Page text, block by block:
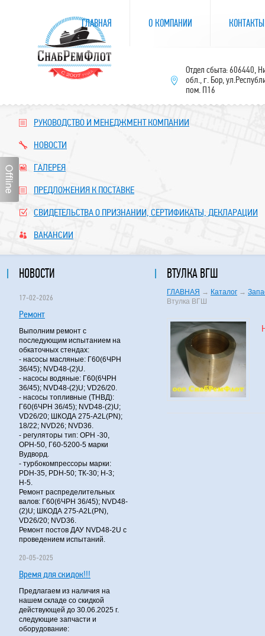
РУКОВОДСТВО И МЕНЕДЖМЕНТ КОМПАНИИ
НОВОСТИ
ГАЛЕРЕЯ
ПРЕДЛОЖЕНИЯ К ПОСТАВКЕ
СВИДЕТЕЛЬСТВА О ПРИЗНАНИИ, СЕРТИФИКАТЫ, ДЕКЛАРАЦИИ
ВАКАНСИИ
НОВОСТИ
17-02-2026
Ремонт
Выполним ремонт с
последующим испытанием на
обкаточных стендах:
- насосы масляные: Г60(6ЧРН
36/45); NVD48-(2)U.
- насосы водяные: Г60(6ЧРН
36/45); NVD48-(2)U; VD26/20.
- насосы топливные (ТНВД):
Г60(6ЧРН 36/45); NVD48-(2)U;
VD26/20; ШКОДА 275-A2L(PN);
18/22; NVD26; NVD36.
- регуляторы тип: ОРН -30,
ОРН-50, Г60-5200-5 марки
Вудворд.
- турбокомпрессоры марки:
PDH-35, PDH-50; ТК-30; Н-3;
Н-5.
Ремонт распределительных
валов: Г60(6ЧРН 36/45); NVD48-
(2)U; ШКОДА 275-A2L(PN),
VD26/20; NVD36.
Ремонт постов ДАУ NVD48-2U с
проведением испытаний.
20-05-2025
Время для скидок!!!
Предлагаем из наличия на
нашем складе со скидкой
действующей до 30.06.2025 г.
следующие запчасти и
оборудование:
ВТУЛКА ВГШ
ГЛАВНАЯ → Каталог →
Втулка ВГШ
ГЛАВНАЯ О КОМПАНИИ КОНТАКТЫ
Отдел сбыта: 606440,
обл., г. Бор,
пом. П16